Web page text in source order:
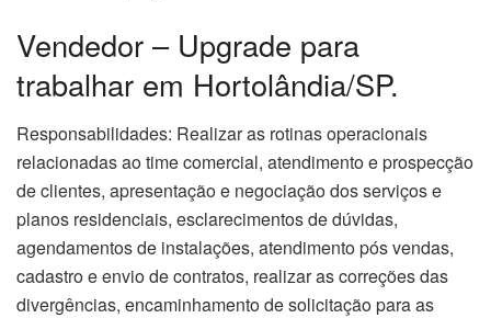
Vendedor – Upgrade para
trabalhar em Hortolândia/SP.
Responsabilidades: Realizar as rotinas operacionais
relacionadas ao time comercial, atendimento e prospecção
de clientes, apresentação e negociação dos serviços e
planos residenciais, esclarecimentos de dúvidas,
agendamentos de instalações, atendimento pós vendas,
cadastro e envio de contratos, realizar as correções das
divergências, encaminhamento de solicitação para as